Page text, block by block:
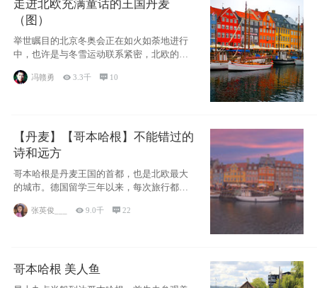
走进北欧充满童话的王国丹麦
（图）
举世瞩目的北京冬奥会正在如火如荼地进行
中，也许是与冬雪运动联系紧密，北欧的一
些国家因
冯赣勇 3.3千  10
【丹麦】【哥本哈根】不能错过的
诗和远方
哥本哈根是丹麦王国的首都，也是北欧最大
的城市。德国留学三年以来，每次旅行都是
张英俊___ 9.0千 22
哥本哈根 美人鱼